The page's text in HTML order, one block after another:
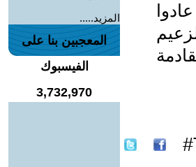
8 شباط الأسود 1963 ثم عادوا
المزيد.....
المعجبين بنا على
الفيسبوك
3,732,970